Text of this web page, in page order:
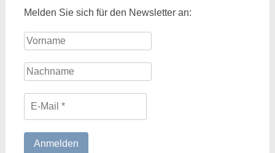
Melden Sie sich für den Newsletter an: